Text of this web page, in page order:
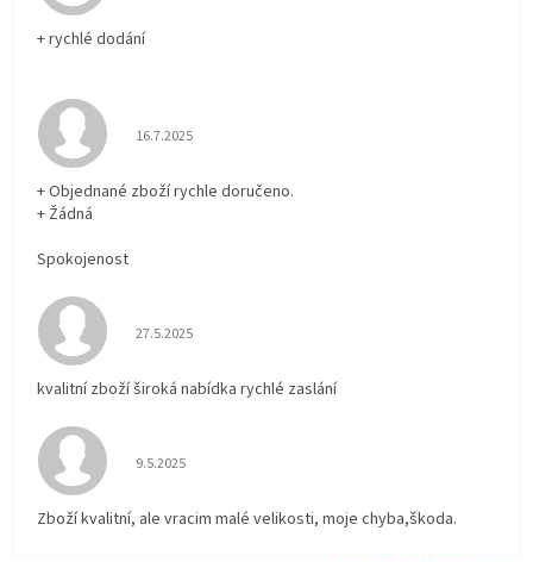
+ rychlé dodání
Hodnocení obchodu je 5 z 5 hvězdiček.
16.7.2025
+ Objednané zboží rychle doručeno.
+ Žádná
Spokojenost
Hodnocení obchodu je 5 z 5 hvězdiček.
27.5.2025
kvalitní zboží široká nabídka rychlé zaslání
Hodnocení obchodu je 5 z 5 hvězdiček.
9.5.2025
Zboží kvalitní, ale vracim malé velikosti, moje chyba,škoda.